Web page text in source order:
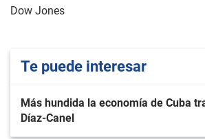
Dow Jones
Te puede interesar
Más hundida la economía de Cuba
Díaz-Canel